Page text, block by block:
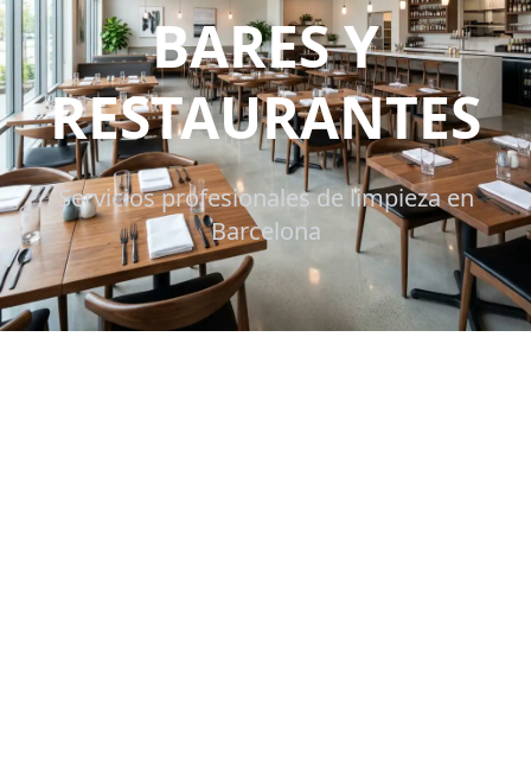
BARES Y
RESTAURANTES
Servicios profesionales de limpieza en
Barcelona